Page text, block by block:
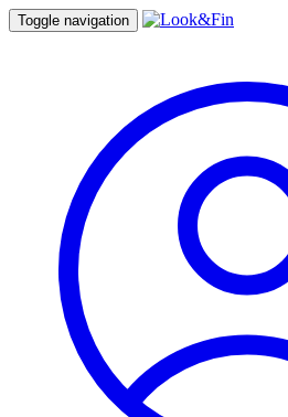
Toggle navigation